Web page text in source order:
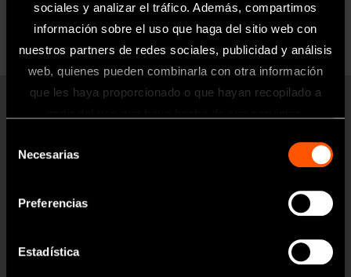
sociales y analizar el tráfico. Además, compartimos
información sobre el uso que haga del sitio web con
nuestros partners de redes sociales, publicidad y análisis
web, quienes pueden combinarla con otra información
que les haya proporcionado o que hayan recopilado a
Necesarias
Preferencias
Estadística
página web está dirigida exclusivamente
odontológico.
Productos
Turbinas Neumáticas
Micromotores Clínicos